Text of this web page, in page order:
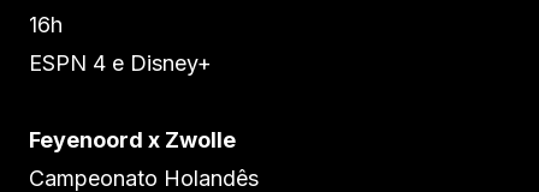
16h
ESPN 4 e Disney+
Feyenoord x Zwolle
Campeonato Holandês